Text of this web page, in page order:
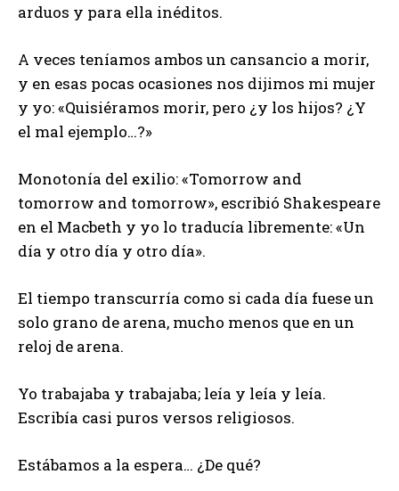
arduos y para ella inéditos.
A veces teníamos ambos un cansancio a morir,
y en esas pocas ocasiones nos dijimos mi mujer
y yo: «Quisiéramos morir, pero ¿y los hijos? ¿Y
el mal ejemplo…?»
Monotonía del exilio: «Tomorrow and
tomorrow and tomorrow», escribió Shakespeare
en el Macbeth y yo lo traducía libremente: «Un
día y otro día y otro día».
El tiempo transcurría como si cada día fuese un
solo grano de arena, mucho menos que en un
reloj de arena.
Yo trabajaba y trabajaba; leía y leía y leía.
Escribía casi puros versos religiosos.
Estábamos a la espera… ¿De qué?